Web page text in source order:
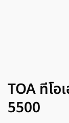
TOA ทีโอ
5500